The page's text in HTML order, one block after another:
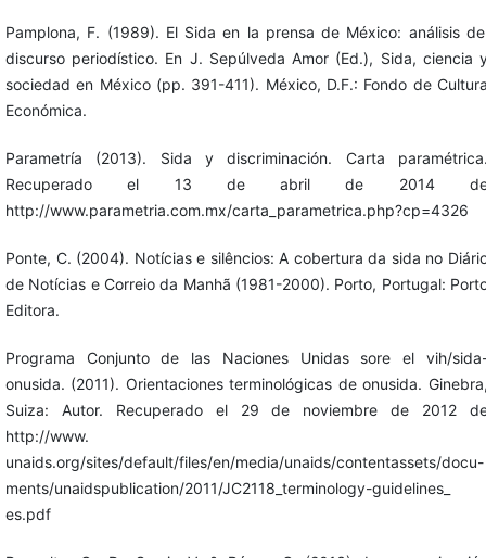
Pamplona, F. (1989). El Sida en la prensa de México: análisis
discurso periodístico. En J. Sepúlveda Amor (Ed.), Sida, ciencia
sociedad en México (pp. 391-411). México, D.F.: Fondo de
Económica.
Parametría (2013). Sida y discriminación. Carta
Recuperado el 13 de abril de 2014
http://www.parametria.com.mx/carta_parametrica.php?cp=4326
Ponte, C. (2004). Notícias e silêncios: A cobertura da sida no
de Notícias e Correio da Manhã (1981-2000). Porto, Portugal:
Editora.
Programa Conjunto de las Naciones Unidas sore el vih/
onusida. (2011). Orientaciones terminológicas de onusida.
Suiza: Autor. Recuperado el 29 de noviembre de 2012
http://www.
unaids.org/sites/default/files/en/media/unaids/contentassets/docu-
ments/unaidspublication/2011/JC2118_terminology-guidelines_
es.pdf